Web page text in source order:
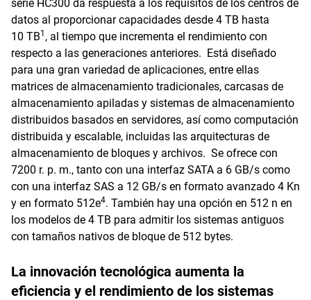
serie HC300 da respuesta a los requisitos de los centros de
datos al proporcionar capacidades desde 4 TB hasta
10 TB1 , al tiempo que incrementa el rendimiento con
respecto a las generaciones anteriores. Está diseñado
para una gran variedad de aplicaciones, entre ellas
matrices de almacenamiento tradicionales, carcasas de
almacenamiento apiladas y sistemas de almacenamiento
distribuidos basados en servidores, así como computación
distribuida y escalable, incluidas las arquitecturas de
almacenamiento de bloques y archivos. Se ofrece con
7200 r. p. m., tanto con una interfaz SATA a 6 GB/s como
con una interfaz SAS a 12 GB/s en formato avanzado 4 Kn
y en formato 512e4. También hay una opción en 512 n en
los modelos de 4 TB para admitir los sistemas antiguos
con tamaños nativos de bloque de 512 bytes.
La innovación tecnológica aumenta la
eficiencia y el rendimiento de los sistemas